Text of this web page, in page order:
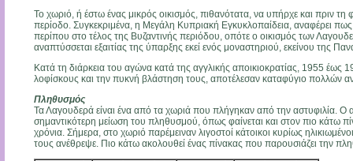
Το χωριό, ή έστω ένας μικρός οικισμός, πιθανότατα, να υπήρχε και πριν τη
περίοδο. Συγκεκριμένα, η Μεγάλη Κυπριακή Εγκυκλοπαίδεια, αναφέρει
περίπου στο τέλος της Βυζαντινής περιόδου, οπότε ο οικισμός των
αναπτύσσεται εξαιτίας της ύπαρξης εκεί ενός μοναστηριού, εκείνου της
Κατά τη διάρκεια του αγώνα κατά της αγγλικής αποικιοκρατίας, 1955
λοφίσκους και την πυκνή βλάστηση τους, αποτέλεσαν καταφύγιο πολλών
Πληθυσμός
Τα Λαγουδερά είναι ένα από τα χωριά που πλήγηκαν από την αστυφιλία. Ο
σημαντικότερη μείωση του πληθυσμού, όπως φαίνεται και στον πιο κάτω
χρόνια. Σήμερα, στο χωριό παρέμειναν λιγοστοί κάτοικοι κυρίως
τους ανέθρεψε. Πιο κάτω ακολουθεί ένας πίνακας που παρουσιάζει την